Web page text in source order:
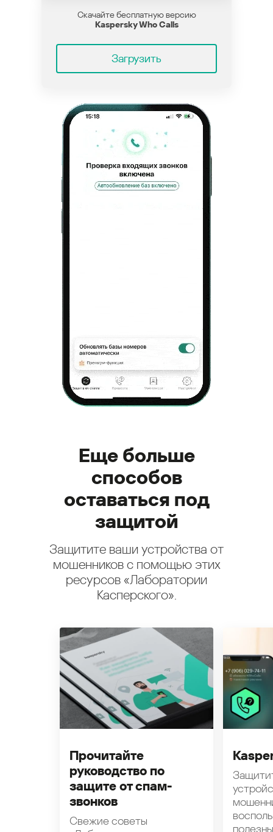
Скачайте бесплатную версию
Kaspersky Who Calls
Загрузить
Еще больше
способов
оставаться под
защитой
Защитите ваши устройства от
мошенников с помощью этих
ресурсов «Лаборатории
Касперского».
Прочитайте
руководство по
защите от спам-
звонков
Свежие советы